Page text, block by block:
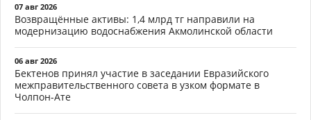
07 авг 2026
Возвращённые активы: 1,4 млрд тг направили на
модернизацию водоснабжения Акмолинской области
06 авг 2026
Бектенов принял участие в заседании Евразийского
межправительственного совета в узком формате в
Чолпон-Ате